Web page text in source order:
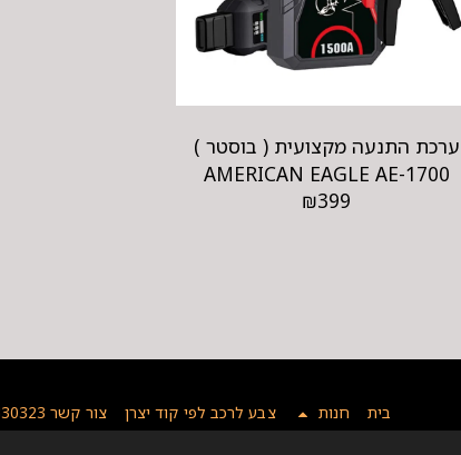
ערכת התנעה מקצועית ( בוסטר )
AMERICAN EAGLE AE-1700
₪399
בית חנות צבע לרכב לפי קוד יצרן צור קשר 03-5330323